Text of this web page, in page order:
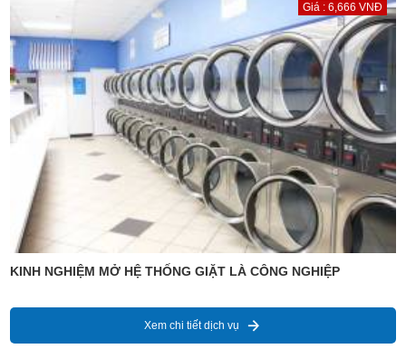
Giá : 6,666 VNĐ
KINH NGHIỆM MỞ HỆ THỐNG GIẶT LÀ CÔNG NGHIỆP
Xem chi tiết dịch vụ